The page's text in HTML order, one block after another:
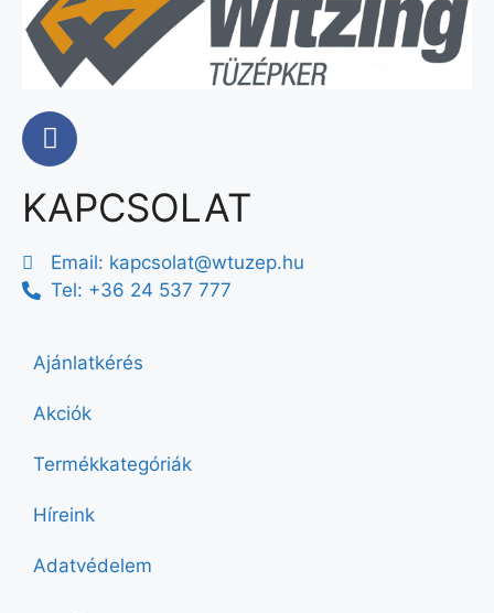
KAPCSOLAT
Email: kapcsolat@wtuzep.hu
Tel: +36 24 537 777
Ajánlatkérés
Akciók
Termékkategóriák
Híreink
Adatvédelem